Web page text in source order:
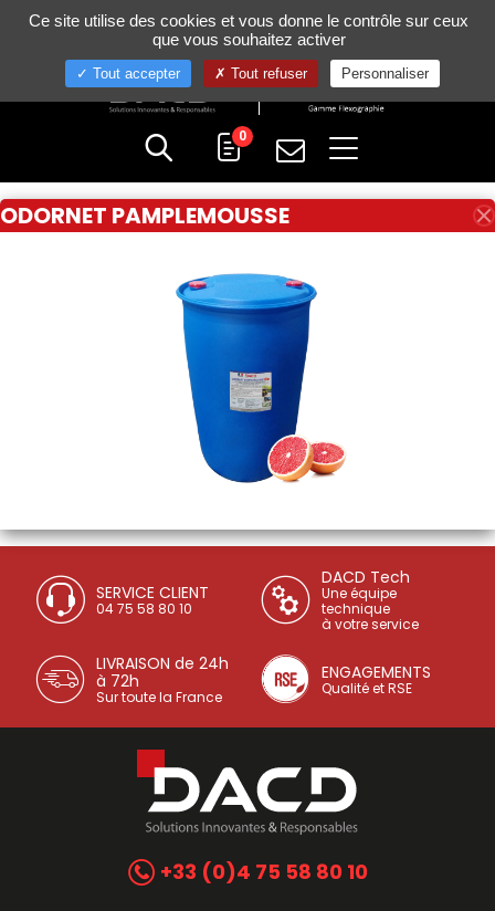
+33 (0)4 75 58 80 10
0
ODORNET PAMPLEMOUSSE
SERVICE CLIENT
04 75 58 80 10
DACD Tech
Une équipe
technique
à votre service
LIVRAISON de 24h
à 72h
Sur toute la France
ENGAGEMENTS
Qualité et RSE
+33 (0)4 75 58 80 10
Gestion de vos préférences sur les cookies
Ce site utilise des cookies et vous donne le contrôle sur ceux
que vous souhaitez activer
Tout accepter Tout refuser Personnaliser